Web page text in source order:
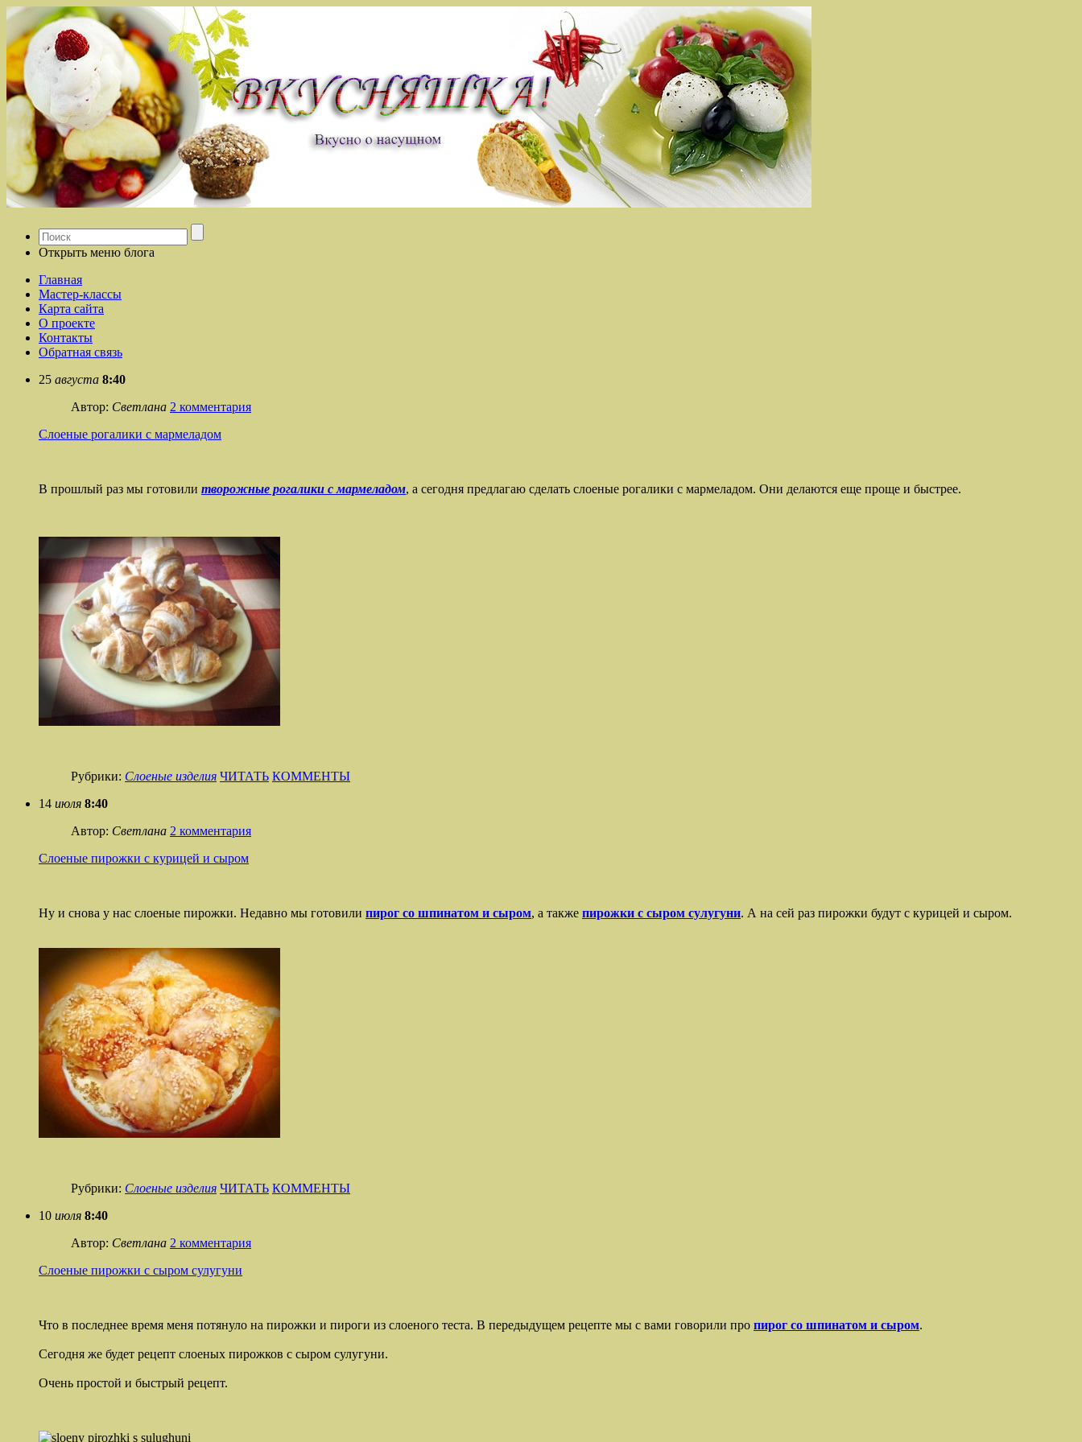
Открыть меню блога
Главная
Мастер-классы
Карта сайта
О проекте
Контакты
Обратная связь
25 августа 8:40
Автор: Светлана 2 комментария
Слоеные рогалики с мармеладом
В прошлый раз мы готовили творожные рогалики с мармеладом, а сегодня предлагаю сделать слоеные рогалики с мармеладом. Они делаются еще проще и быстрее.
Рубрики: Слоеные изделия ЧИТАТЬ КОММЕНТЫ
14 июля 8:40
Автор: Светлана 2 комментария
Слоеные пирожки с курицей и сыром
Ну и снова у нас слоеные пирожки. Недавно мы готовили пирог со шпинатом и сыром, а также пирожки с сыром сулугуни. А на сей раз пирожки будут с курицей и сыром.
Рубрики: Слоеные изделия ЧИТАТЬ КОММЕНТЫ
10 июля 8:40
Автор: Светлана 2 комментария
Слоеные пирожки с сыром сулугуни
Что в последнее время меня потянуло на пирожки и пироги из слоеного теста. В передыдущем рецепте мы с вами говорили про пирог со шпинатом и сыром.
Сегодня же будет рецепт слоеных пирожков с сыром сулугуни.
Очень простой и быстрый рецепт.